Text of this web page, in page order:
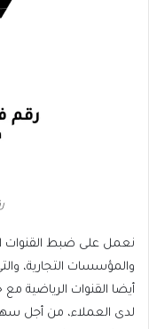
نعمل على ضبط القنوات
والمؤسسات التجارية،
أيضا القنوات الرياضية
لدى العملاء، من أجل